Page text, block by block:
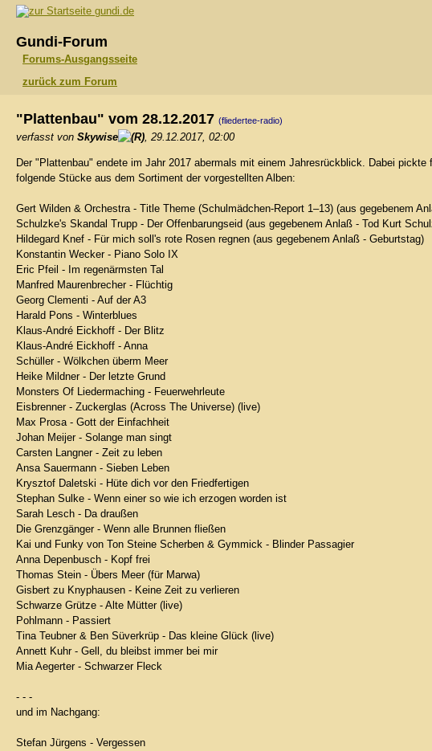
gundi.de
Gundi-Forum
Forums-Ausgangsseite
zurück zum Forum
"Plattenbau" vom 28.12.2017 (fliedertee-radio)
verfasst von Skywise , 29.12.2017, 02:00
Der "Plattenbau" endete im Jahr 2017 abermals mit einem Jahresrückblick. Dabei
folgende Stücke aus dem Sortiment der vorgestellten Alben:
Gert Wilden & Orchestra - Title Theme (Schulmädchen-Report 1–13) (aus gegebenem
Schulzke's Skandal Trupp - Der Offenbarungseid (aus gegebenem Anlaß - Tod Kurt
Hildegard Knef - Für mich soll's rote Rosen regnen (aus gegebenem Anlaß - Geburtstag)
Konstantin Wecker - Piano Solo IX
Eric Pfeil - Im regenärmsten Tal
Manfred Maurenbrecher - Flüchtig
Georg Clementi - Auf der A3
Harald Pons - Winterblues
Klaus-André Eickhoff - Der Blitz
Klaus-André Eickhoff - Anna
Schüller - Wölkchen überm Meer
Heike Mildner - Der letzte Grund
Monsters Of Liedermaching - Feuerwehrleute
Eisbrenner - Zuckerglas (Across The Universe) (live)
Max Prosa - Gott der Einfachheit
Johan Meijer - Solange man singt
Carsten Langner - Zeit zu leben
Ansa Sauermann - Sieben Leben
Krysztof Daletski - Hüte dich vor den Friedfertigen
Stephan Sulke - Wenn einer so wie ich erzogen worden ist
Sarah Lesch - Da draußen
Die Grenzgänger - Wenn alle Brunnen fließen
Kai und Funky von Ton Steine Scherben & Gymmick - Blinder Passagier
Anna Depenbusch - Kopf frei
Thomas Stein - Übers Meer (für Marwa)
Gisbert zu Knyphausen - Keine Zeit zu verlieren
Schwarze Grütze - Alte Mütter (live)
Pohlmann - Passiert
Tina Teubner & Ben Süverkrüp - Das kleine Glück (live)
Annett Kuhr - Gell, du bleibst immer bei mir
Mia Aegerter - Schwarzer Fleck
- - -
und im Nachgang:
Stefan Jürgens - Vergessen